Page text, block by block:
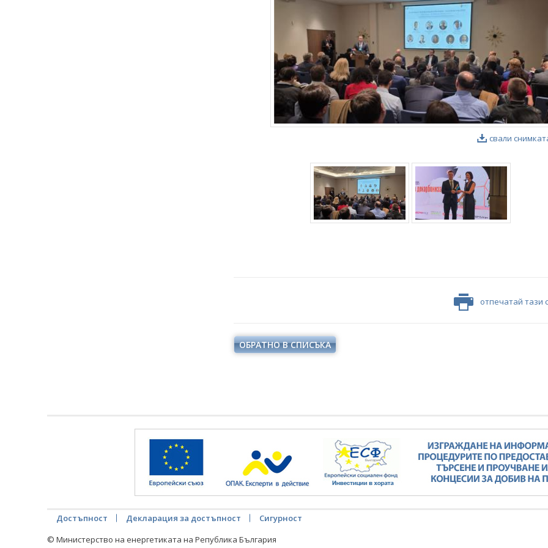
свали
отпечатай тази
ОБРАТНО В СПИСЪКА
Достъпност Декларация за достъпност
Сигурност
© Министерство на енергетиката на Република България